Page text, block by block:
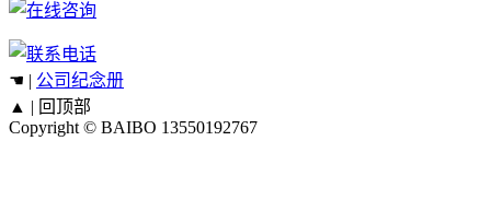
☚ | 公司纪念册
▲ | 回顶部
Copyright © BAIBO 13550192767